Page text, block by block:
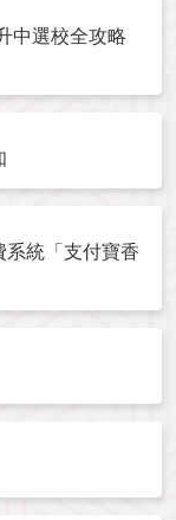
中選校全攻略
系統「支付寶香